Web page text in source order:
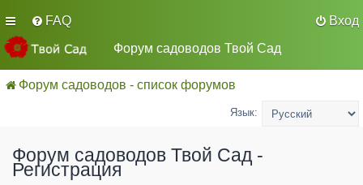
FAQ
Вход
Форум садоводов Твой Сад
Форум садоводов - список форумов
Язык:
Форум садоводов Твой Сад -
Регистрация